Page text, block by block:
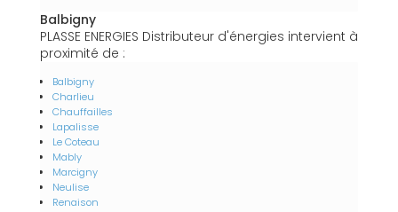
Balbigny
PLASSE ENERGIES Distributeur d'énergies intervient à
proximité de :
Balbigny
Charlieu
Chauffailles
Lapalisse
Le Coteau
Mably
Marcigny
Neulise
Renaison